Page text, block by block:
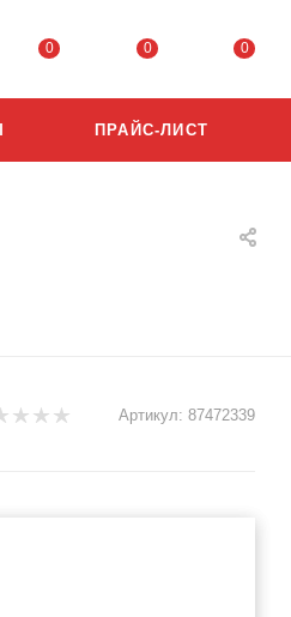
0 0 0
ПРАЙС-ЛИСТ
Артикул: 87472339